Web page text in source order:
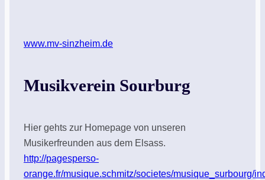
www.mv-sinzheim.de
Musikverein Sourburg
Hier gehts zur Homepage von unseren
Musikerfreunden aus dem Elsass.
http://pagesperso-
orange.fr/musique.schmitz/societes/musique_surbourg/